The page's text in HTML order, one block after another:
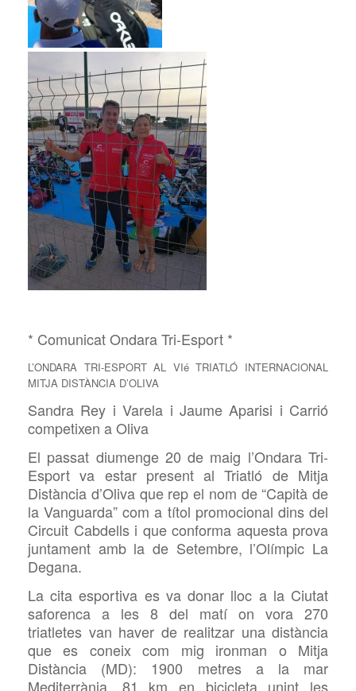
* Comunicat Ondara Tri-Esport *
L’ONDARA TRI-ESPORT AL VIé TRIATLÓ INTERNACIONAL
MITJA DISTÀNCIA D’OLIVA
Sandra Rey i Varela i Jaume Aparisi i Carrió
competixen a Oliva
El passat diumenge 20 de maig l’Ondara Tri-
Esport va estar present al Triatló de Mitja
Distància d’Oliva que rep el nom de “Capità de
la Vanguarda” com a títol promocional dins del
Circuit Cabdells i que conforma aquesta prova
juntament amb la de Setembre, l’Olímpic La
Degana.
La cita esportiva es va donar lloc a la Ciutat
saforenca a les 8 del matí on vora 270
triatletes van haver de realitzar una distància
que es coneix com mig ironman o Mitja
Distància (MD): 1900 metres a la mar
Mediterrània, 81 km en bicicleta unint les